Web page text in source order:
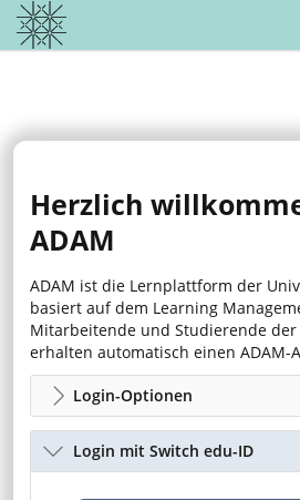
Herzlich
ADAM
ADAM ist die Lernplattform der
basiert auf dem Learning
Mitarbeitende und Studierende der
erhalten automatisch einen ADAM-
Login-Optionen
Login mit Switch edu-ID